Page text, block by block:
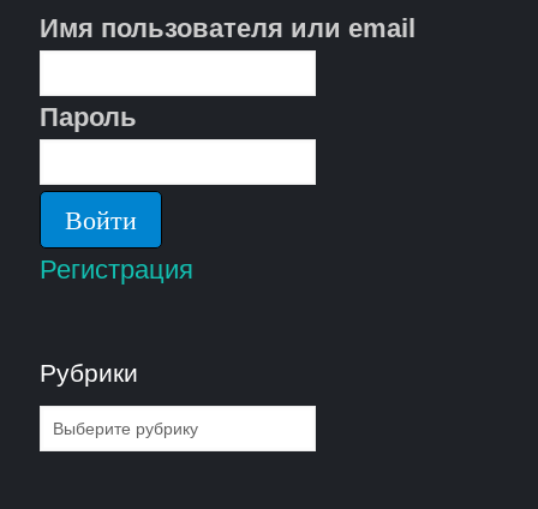
Имя пользователя или email
Пароль
Регистрация
Рубрики
Рубрики